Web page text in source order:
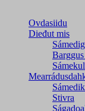
Ovdasiidu
Dieđut mis
Stivra